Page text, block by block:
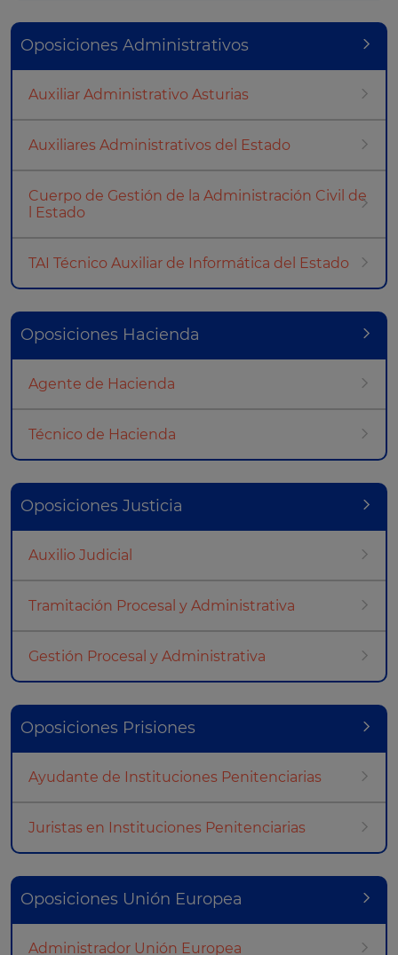
Oposiciones Administrativos
Auxiliar Administrativo Asturias
Auxiliares Administrativos del Estado
Cuerpo de Gestión de la Administración Civil de
l Estado
TAI Técnico Auxiliar de Informática del Estado
Oposiciones Hacienda
Agente de Hacienda
Técnico de Hacienda
Oposiciones Justicia
Auxilio Judicial
Tramitación Procesal y Administrativa
Gestión Procesal y Administrativa
Oposiciones Prisiones
Ayudante de Instituciones Penitenciarias
Juristas en Instituciones Penitenciarias
Oposiciones Unión Europea
Administrador Unión Europea